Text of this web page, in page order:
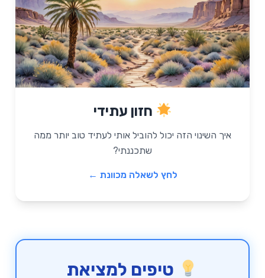
חזון עתידי
איך השינוי הזה יכול להוביל אותי לעתיד טוב יותר ממה
שתכננתי?
לחץ לשאלה מכוונת ←
שאלה מכוונת
"איך יראה החיים שלי בעוד שנה אם אנצל את
ההזדמנויות שמסתתרות במצב הנוכחי? מה
יהיה שונה לטובה?"
טיפים למציאת